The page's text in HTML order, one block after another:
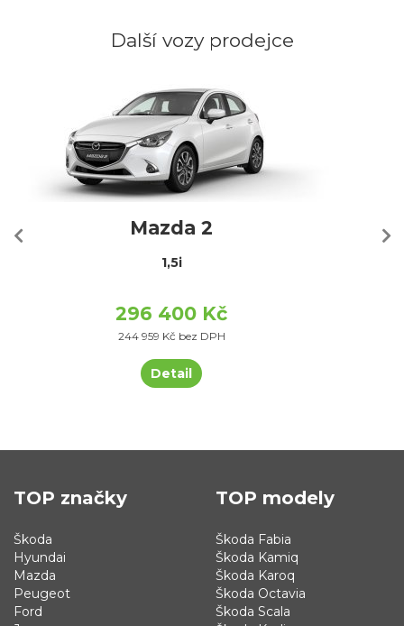
Další vozy prodejce
Mazda 2
1,5i
296 400 Kč
244 959 Kč bez DPH
Detail
TOP značky
Škoda
Hyundai
Mazda
Peugeot
Ford
TOP modely
Škoda Fabia
Škoda Kamiq
Škoda Karoq
Škoda Octavia
Škoda Scala